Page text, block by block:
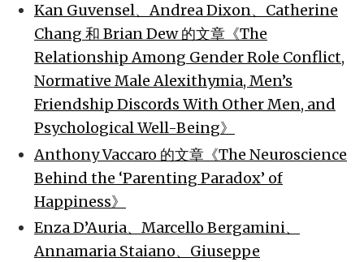
Kan Guvensel、Andrea Dixon、Catherine
Chang 和 Brian Dew 的文章《The
Relationship Among Gender Role Conflict,
Normative Male Alexithymia, Men’s
Friendship Discords With Other Men, and
Psychological Well-Being》
Anthony Vaccaro 的文章《The Neuroscience
Behind the ‘Parenting Paradox’ of
Happiness》
Enza D’Auria、Marcello Bergamini、
Annamaria Staiano、Giuseppe